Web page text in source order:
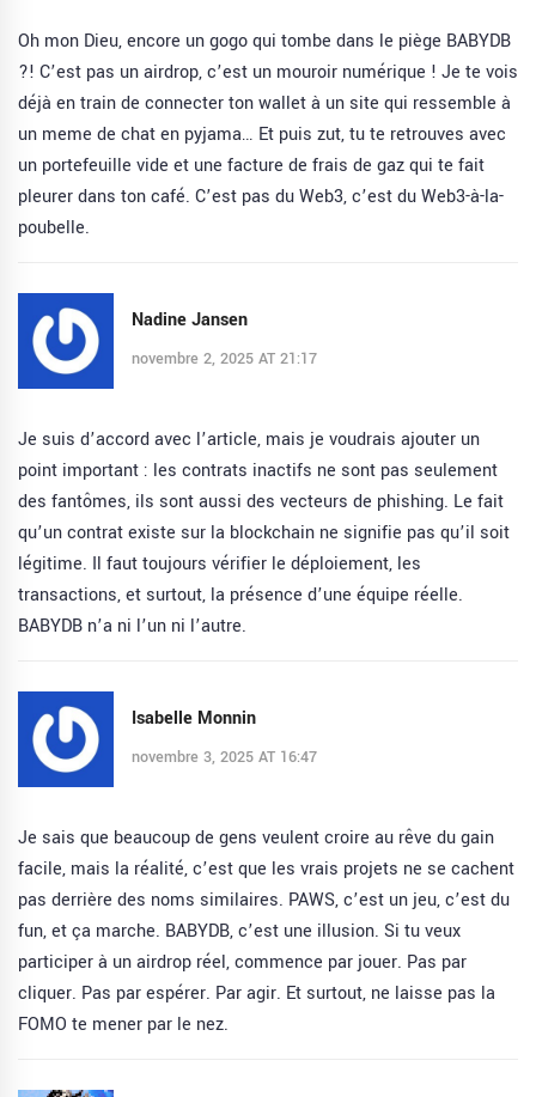
Oh mon Dieu, encore un gogo qui tombe dans le piège BABYDB
?! C’est pas un airdrop, c’est un mouroir numérique ! Je te vois
déjà en train de connecter ton wallet à un site qui ressemble à
un meme de chat en pyjama… Et puis zut, tu te retrouves avec
un portefeuille vide et une facture de frais de gaz qui te fait
pleurer dans ton café. C’est pas du Web3, c’est du Web3-à-la-
poubelle.
Nadine Jansen
novembre 2, 2025 AT 21:17
Je suis d’accord avec l’article, mais je voudrais ajouter un
point important : les contrats inactifs ne sont pas seulement
des fantômes, ils sont aussi des vecteurs de phishing. Le fait
qu’un contrat existe sur la blockchain ne signifie pas qu’il soit
légitime. Il faut toujours vérifier le déploiement, les
transactions, et surtout, la présence d’une équipe réelle.
BABYDB n’a ni l’un ni l’autre.
Isabelle Monnin
novembre 3, 2025 AT 16:47
Je sais que beaucoup de gens veulent croire au rêve du gain
facile, mais la réalité, c’est que les vrais projets ne se cachent
pas derrière des noms similaires. PAWS, c’est un jeu, c’est du
fun, et ça marche. BABYDB, c’est une illusion. Si tu veux
participer à un airdrop réel, commence par jouer. Pas par
cliquer. Pas par espérer. Par agir. Et surtout, ne laisse pas la
FOMO te mener par le nez.